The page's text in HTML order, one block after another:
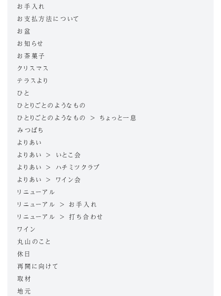
お手入れ
お支払方法について
お盆
お知らせ
お茶菓子
クリスマス
テラスより
ひと
ひとりごとのようなもの
ひとりごとのようなもの > ちょっと一息
みつばち
よりあい
よりあい > いとこ会
よりあい > ハチミツクラブ
よりあい > ワイン会
リニューアル
リニューアル > お手入れ
リニューアル > 打ち合わせ
ワイン
丸山のこと
休日
再開に向けて
取材
地元